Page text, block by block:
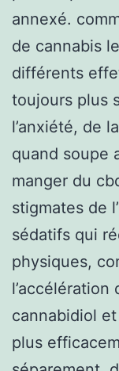
annexé.
de cannabis
différents
toujours plus
l’anxiété, de
quand soupe
manger du
stigmates de
sédatifs qui
physiques,
cannabidiol
plus